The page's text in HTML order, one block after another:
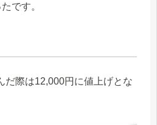
です。
だ際は12,000円に値上げとな